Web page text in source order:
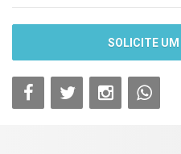
SOLICITE